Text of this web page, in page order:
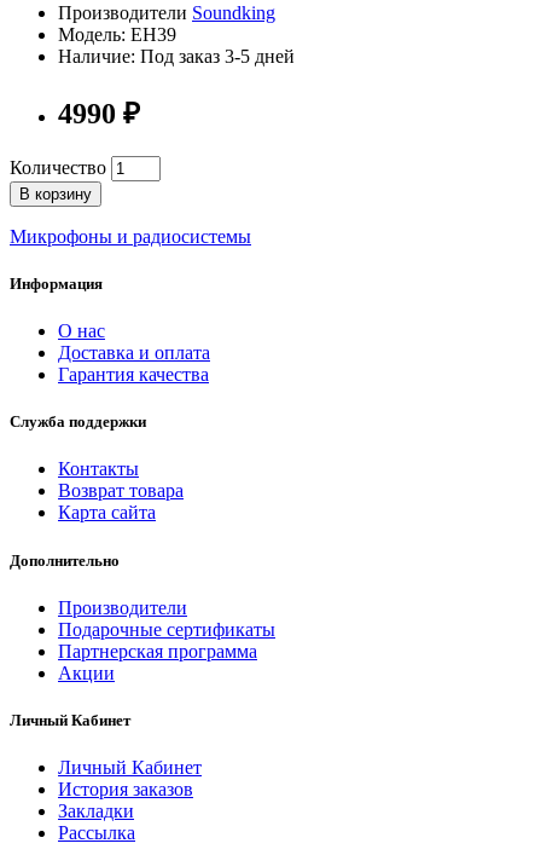
Производители Soundking
Модель: EH39
Наличие: Под заказ 3-5 дней
4990 ₽
Количество
В корзину
Микрофоны и радиосистемы
Информация
О нас
Доставка и оплата
Гарантия качества
Служба поддержки
Контакты
Возврат товара
Карта сайта
Дополнительно
Производители
Подарочные сертификаты
Партнерская программа
Акции
Личный Кабинет
Личный Кабинет
История заказов
Закладки
Рассылка